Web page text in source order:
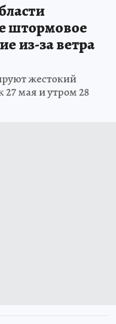
штормовое
из-за ветра
жестокий
мая и утром 28